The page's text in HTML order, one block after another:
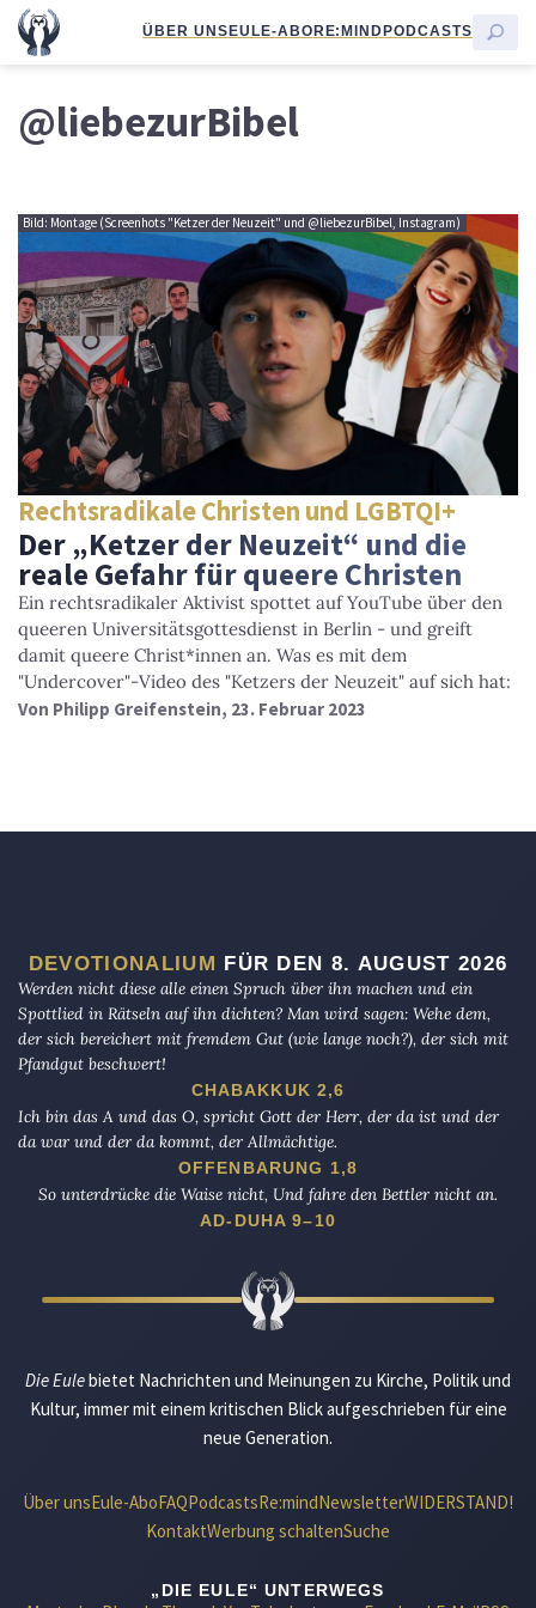
ÜBER UNSEULE-ABORE:MINDPODCASTS
@liebezurBibel
Bild: Montage (Screenhots "Ketzer der Neuzeit" und @liebezurBibel, Instagram)
Rechtsradikale Christen und LGBTQI+
Der „Ketzer der Neuzeit“ und die
reale Gefahr für queere Christen
Ein rechtsradikaler Aktivist spottet auf YouTube über den
queeren Universitätsgottesdienst in Berlin - und greift
damit queere Christ*innen an. Was es mit dem
"Undercover"-Video des "Ketzers der Neuzeit" auf sich hat:
Von Philipp Greifenstein, 23. Februar 2023
DEVOTIONALIUM FÜR DEN 8. AUGUST 2026
Werden nicht diese alle einen Spruch über ihn machen und ein
Spottlied in Rätseln auf ihn dichten? Man wird sagen: Wehe dem,
der sich bereichert mit fremdem Gut (wie lange noch?), der sich mit
Pfandgut beschwert!
CHABAKKUK 2,6
Ich bin das A und das O, spricht Gott der Herr, der da ist und der
da war und der da kommt, der Allmächtige.
OFFENBARUNG 1,8
So unterdrücke die Waise nicht, Und fahre den Bettler nicht an.
AD-DUHA 9–10
Die Eulebietet Nachrichten und Meinungen zu Kirche, Politik und
Kultur, immer mit einem kritischen Blick aufgeschrieben für eine
neue Generation.
Über unsEule-AboFAQPodcastsRe:mindNewsletterWIDERSTAND!
KontaktWerbung schaltenSuche
„DIE EULE“ UNTERWEGS